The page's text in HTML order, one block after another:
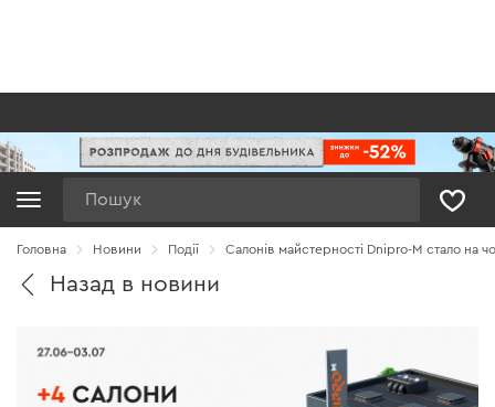
Головна Новини Події Салонів майстерності Dnipro-M стало на
Назад в новини